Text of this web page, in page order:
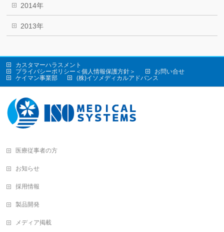
2014年
2013年
カスタマーハラスメント
プライバシーポリシー＜個人情報保護方針＞
お問い合せ
ケイマン事業部
(株)イソメディカルアドバンス
医療従事者の方
お知らせ
採用情報
製品開発
メディア掲載